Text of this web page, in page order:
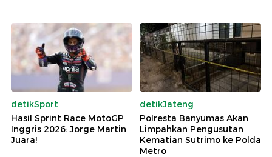
detikSport
Hasil Sprint Race MotoGP
Inggris 2026: Jorge Martin
Juara!
detikJateng
Polresta Banyumas Akan
Limpahkan Pengusutan
Kematian Sutrimo ke Polda
Metro